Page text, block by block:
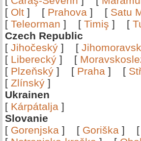
[ Olt ] [ Prahova ] [ Satu
[ Teleorman ] [ Timiş ] [
Czech Republic
[ Jihočeský ] [
[ Liberecký ] [
[ Plzeňský ] [ Praha ] [
[ Zlínský ]
Ukrainen
[ Kárpátalja ]
Slovanie
[ Gorenjska ] [ Goriška ] [